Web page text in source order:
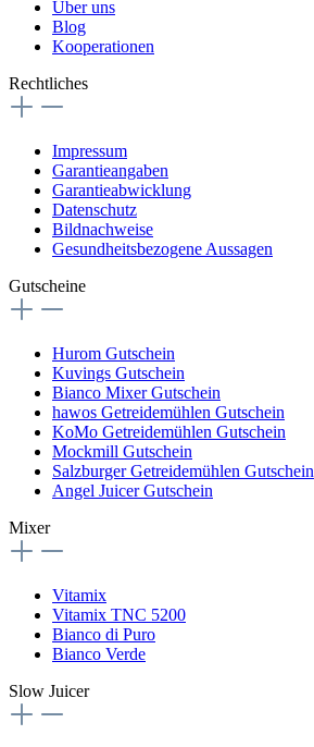
Über uns
Blog
Kooperationen
Rechtliches
Impressum
Garantieangaben
Garantieabwicklung
Datenschutz
Bildnachweise
Gesundheitsbezogene Aussagen
Gutscheine
Hurom Gutschein
Kuvings Gutschein
Bianco Mixer Gutschein
hawos Getreidemühlen Gutschein
KoMo Getreidemühlen Gutschein
Mockmill Gutschein
Salzburger Getreidemühlen Gutschein
Angel Juicer Gutschein
Mixer
Vitamix
Vitamix TNC 5200
Bianco di Puro
Bianco Verde
Slow Juicer